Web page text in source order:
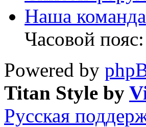
Наша команда
Часовой
Powered by
Titan Style by
Русская